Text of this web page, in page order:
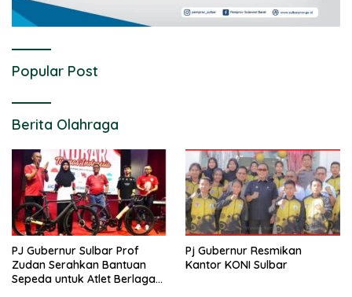
Popular Post
Berita Olahraga
PJ Gubernur Sulbar Prof
Zudan Serahkan Bantuan
Sepeda untuk Atlet Berlaga
Pj Gubernur Resmikan
Kantor KONI Sulbar